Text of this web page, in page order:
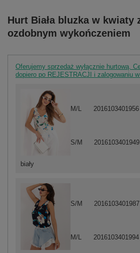
Hurt Biała bluzka w kwiaty
ozdobnym wykończeniem
Oferujemy sprzedaż wyłącznie hurtową.
dopiero po REJESTRACJI i zalogowaniu w
biały
M/L 2016103401956
S/M 2016103401949
S/M 2016103401987
M/L 2016103401994